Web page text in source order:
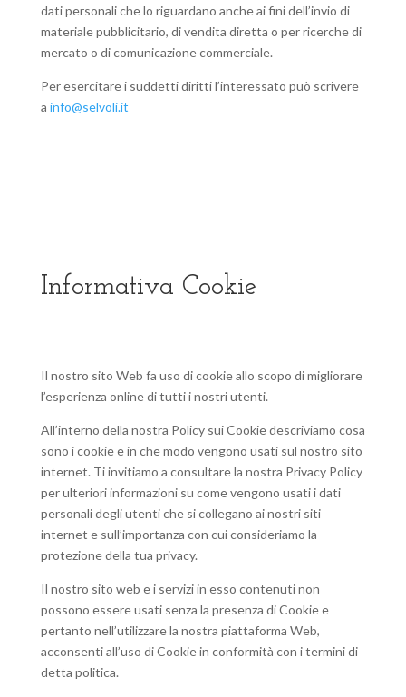
dati personali che lo riguardano anche ai fini dell’invio di
materiale pubblicitario, di vendita diretta o per ricerche di
mercato o di comunicazione commerciale.
Per esercitare i suddetti diritti l’interessato può scrivere
a info@selvoli.it
Informativa Cookie
Il nostro sito Web fa uso di cookie allo scopo di migliorare
l’esperienza online di tutti i nostri utenti.
All’interno della nostra Policy sui Cookie descriviamo cosa
sono i cookie e in che modo vengono usati sul nostro sito
internet. Ti invitiamo a consultare la nostra Privacy Policy
per ulteriori informazioni su come vengono usati i dati
personali degli utenti che si collegano ai nostri siti
internet e sull’importanza con cui consideriamo la
protezione della tua privacy.
Il nostro sito web e i servizi in esso contenuti non
possono essere usati senza la presenza di Cookie e
pertanto nell’utilizzare la nostra piattaforma Web,
acconsenti all’uso di Cookie in conformità con i termini di
detta politica.